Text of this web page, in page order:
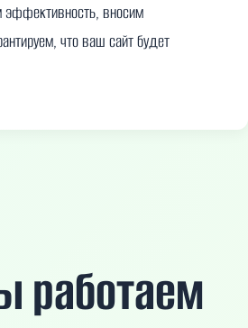
эффективность, вносим
что ваш сайт будет
работаем